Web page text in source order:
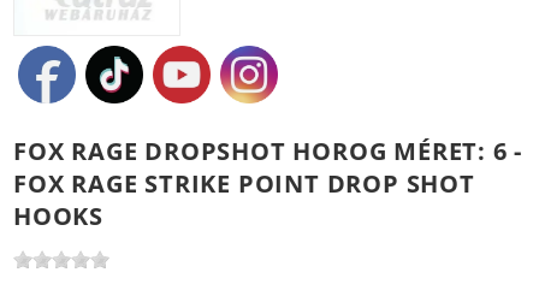
FOX RAGE DROPSHOT HOROG MÉRET: 6 -
FOX RAGE STRIKE POINT DROP SHOT
HOOKS